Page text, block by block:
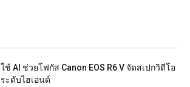
ใช้ AI ช่วยโฟกัส Canon EOS R6 V จัดสเปกวิดีโอ
ระดับไฮเอนด์